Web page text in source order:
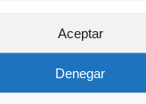
Aceptar
Denegar
e clasificación do
de riscos laborais
á análise de